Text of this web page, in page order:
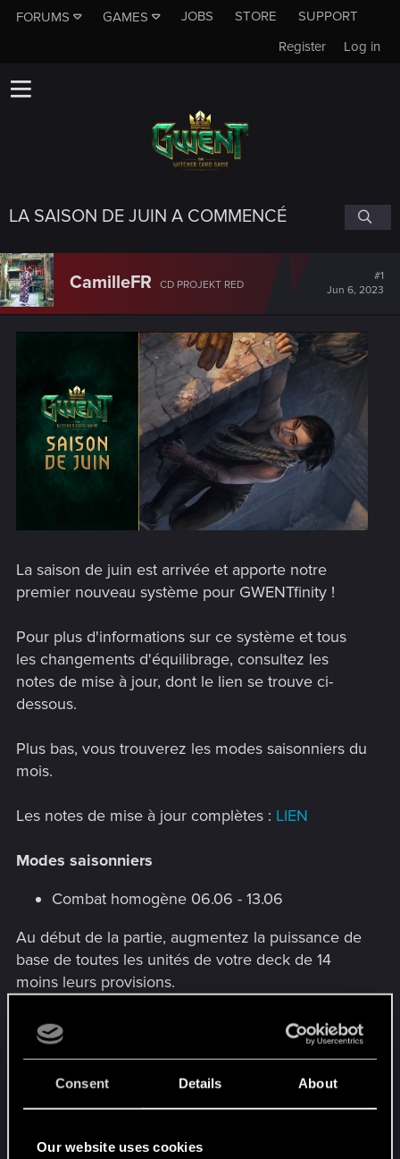
Consent Details About
Our website uses cookies
FORUMS GAMES JOBS STORE
SUPPORT
Log in
Register
LA SAISON DE JUIN A COMMENCÉ
CamilleFR CD PROJEKT RED
#1
Jun 6, 2023
La saison de juin est arrivée et apporte notre
premier nouveau système pour GWENTfinity !
Pour plus d'informations sur ce système et tous
les changements d'équilibrage, consultez les
notes de mise à jour, dont le lien se trouve ci-
dessous.
Plus bas, vous trouverez les modes saisonniers du
mois.
Les notes de mise à jour complètes : LIEN
Modes saisonniers
Combat homogène 06.06 - 13.06
Au début de la partie, augmentez la puissance de
base de toutes les unités de votre deck de 14
moins leurs provisions.
Banni 13.06 - 20.06
Après le mulligan, bannissez les paquets des deux
joueurs. Chaque fois qu'une carte apparaît dans
l'un des paquets, bannissez-la.
Équilibre des ours 20.06 - 27.06